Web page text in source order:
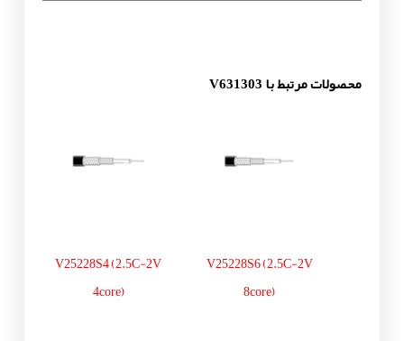
محصولات مرتبط با V631303
V25228S6 (2.5C-2V
8core)
V25228S4 (2.5C-2V
4core)